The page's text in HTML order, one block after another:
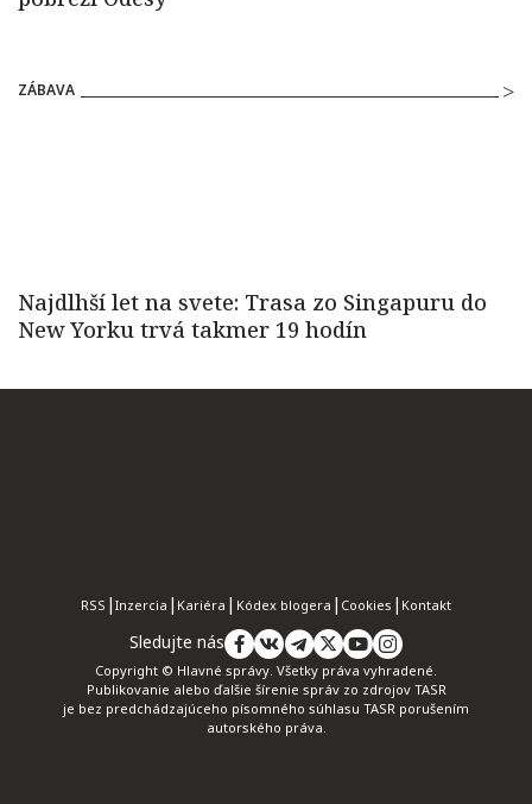
ZÁBAVA
RSS Inzercia Kariéra Kódex blogera Cookies Kontakt
Sledujte nás
Copyright © Hlavné správy. Všetky práva vyhradené.
Publikovanie alebo ďalšie šírenie správ zo zdrojov TASR
je bez predchádzajúceho písomného súhlasu TASR porušením
autorského práva.